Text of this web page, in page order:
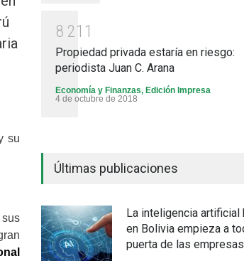
su
8 21 1
Propiedad privada estaría en riesgo:
periodista Juan C. Arana
Economía y Finanzas, Edición Impresa
4 de octubre de 2018
Últimas publicaciones
La inteligencia artificial
en Bolivia empieza a
puerta de las empresas